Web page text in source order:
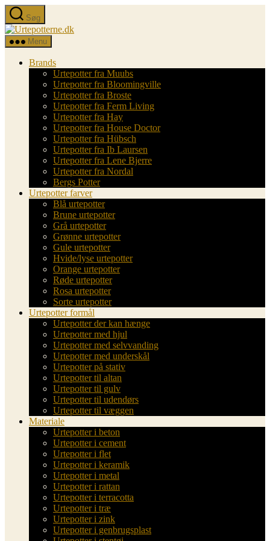
Spring
til
indholdet
Søg
Urtepotterne.dk
Menu
Brands
Urtepotter fra Muubs
Urtepotter fra Bloomingville
Urtepotter fra Broste
Urtepotter fra Ferm Living
Urtepotter fra Hay
Urtepotter fra House Doctor
Urtepotter fra Hübsch
Urtepotter fra Ib Laursen
Urtepotter fra Lene Bjerre
Urtepotter fra Nordal
Bergs Potter
Urtepotter farver
Blå urtepotter
Brune urtepotter
Grå urtepotter
Grønne urtepotter
Gule urtepotter
Hvide/lyse urtepotter
Orange urtepotter
Røde urtepotter
Rosa urtepotter
Sorte urtepotter
Urtepotter formål
Urtepotter der kan hænge
Urtepotter med hjul
Urtepotter med selvvanding
Urtepotter med underskål
Urtepotter på stativ
Urtepotter til altan
Urtepotter til gulv
Urtepotter til udendørs
Urtepotter til væggen
Materiale
Urtepotter i beton
Urtepotter i cement
Urtepotter i flet
Urtepotter i keramik
Urtepotter i metal
Urtepotter i rattan
Urtepotter i terracotta
Urtepotter i træ
Urtepotter i zink
Urtepotter i genbrugsplast